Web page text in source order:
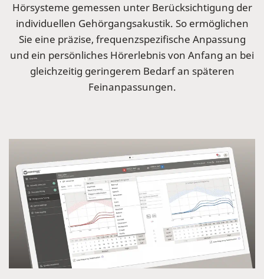
Hörsysteme gemessen unter Berücksichtigung der
individuellen Gehörgangsakustik. So ermöglichen
Sie eine präzise, frequenzspezifische Anpassung
und ein persönliches Hörerlebnis von Anfang an bei
gleichzeitig geringerem Bedarf an späteren
Feinanpassungen.